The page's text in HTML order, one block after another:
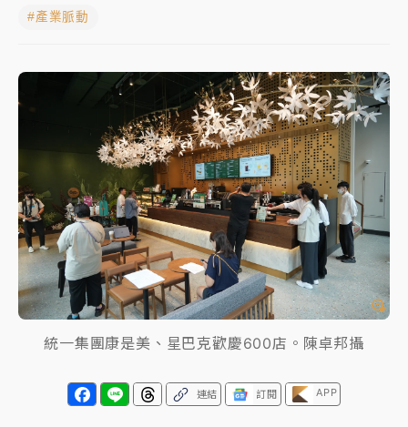
暑假過三周才推「E宿新北打卡趣」！抽獎程序複雜 觀
中信慈善基金會想增加董事人數！辜仲諒向法院聲請遭
駁 理由曝光
故宮《龍藏經》特展第2檔！今線上預約開賣一度塞車
周六起展出延長至晚上7時
台東農業處長涉圖利渡假村！東檢抗告成功 今重開羈
押庭
父親節泡湯了！中颱白海豚雨彈轟3天 「紅到發紫」降
雨熱區曝
#產業脈動
統一集團康是美、星巴克歡慶600店。陳卓邦攝
連結 訂閱 APP